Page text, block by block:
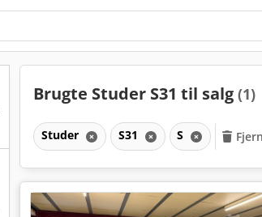
Brugte Studer S31 til salg (1)
Studer S31 S